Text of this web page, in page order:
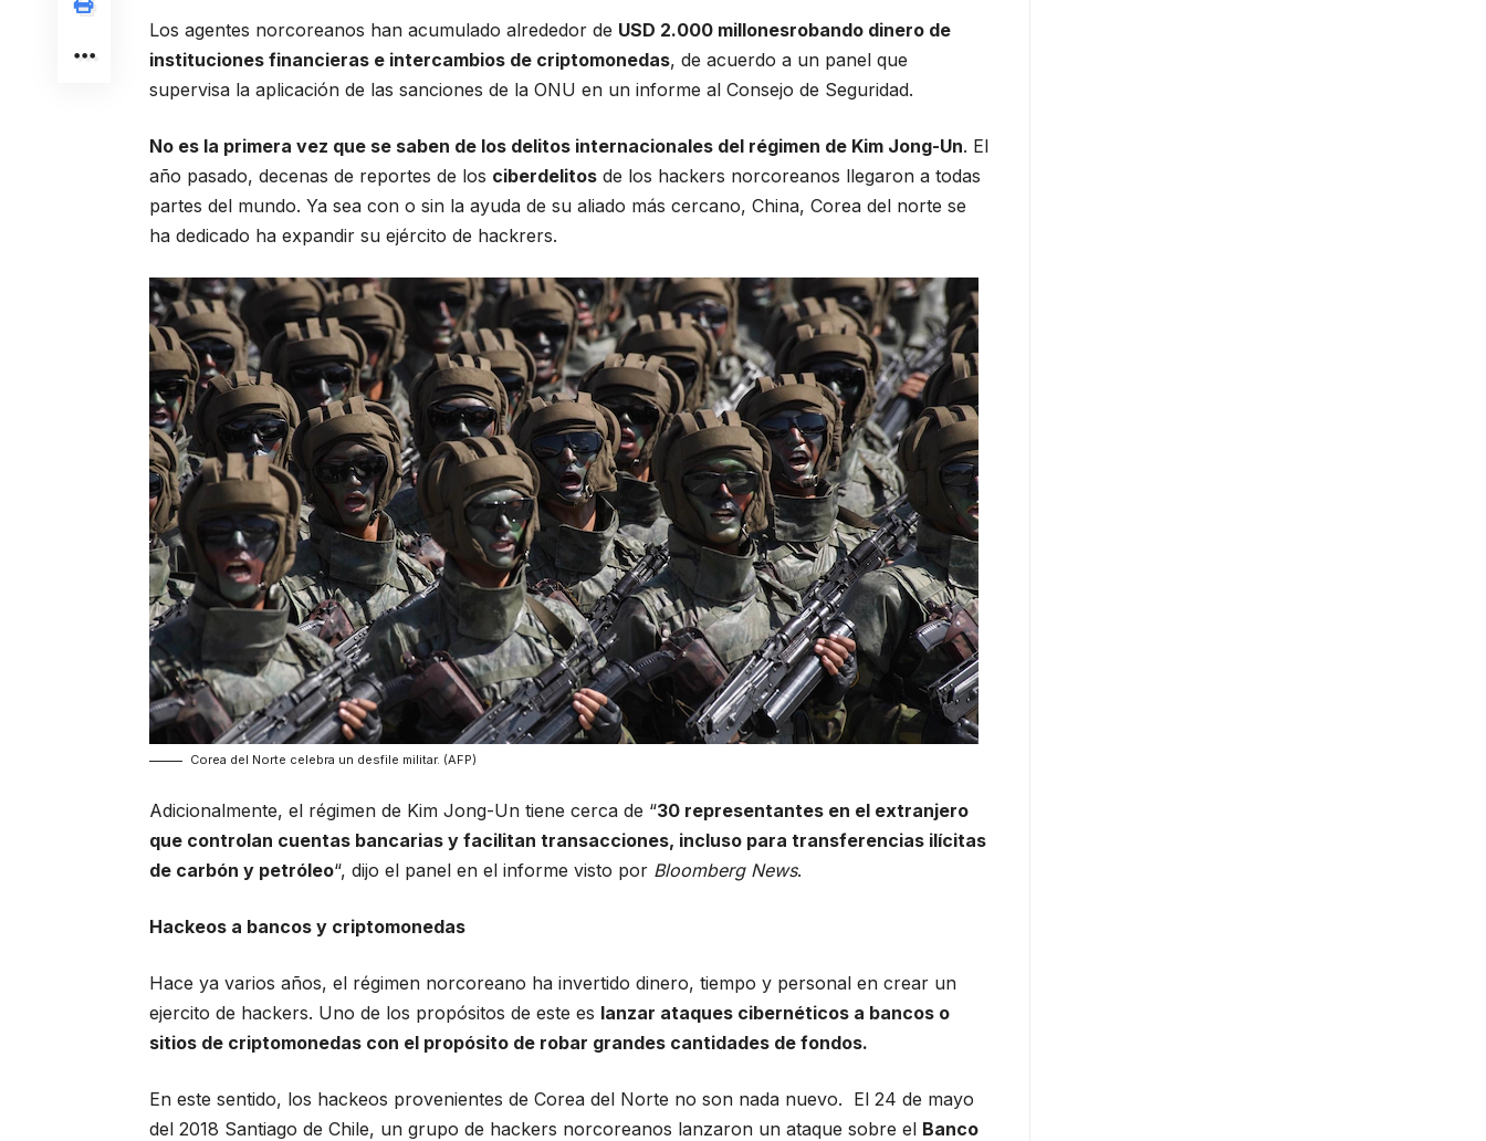
Los agentes norcoreanos han acumulado alrededor de USD 2.000 millonesrobando dinero de
instituciones financieras e intercambios de criptomonedas, de acuerdo a un panel que
supervisa la aplicación de las sanciones de la ONU en un informe al Consejo de Seguridad.
No es la primera vez que se saben de los delitos internacionales del régimen de Kim Jong-Un. El
año pasado, decenas de reportes de los ciberdelitos de los hackers norcoreanos llegaron a todas
partes del mundo. Ya sea con o sin la ayuda de su aliado más cercano, China, Corea del norte se
ha dedicado haexpandir su ejército de hackrers.
Corea del Norte celebra un desfile militar. (AFP)
Adicionalmente, el régimen de Kim Jong-Un tiene cerca de “30 representantes en el extranjero
que controlan cuentas bancarias y facilitan transacciones, incluso para transferencias ilícitas
de carbón y petróleo“, dijo el panel en el informe visto por Bloomberg News.
Hackeos a bancos y criptomonedas
Hace ya varios años, el régimen norcoreano ha invertido dinero, tiempo y personal en crear un
ejercito de hackers. Uno de los propósitos de este es lanzar ataques cibernéticos a bancos o
sitios de criptomonedas con el propósito de robar grandes cantidades de fondos.
En este sentido, los hackeos provenientes de Corea del Norte no son nada nuevo. El 24 de mayo
del 2018 Santiago de Chile, un grupo de hackers norcoreanos lanzaron un ataque sobre el Banco